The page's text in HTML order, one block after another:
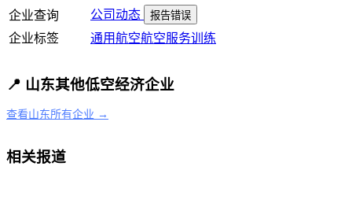
企业查询
公司动态 报告错误
企业标签 通用航空航空服务训练
📍 山东其他低空经济企业
查看山东所有企业 →
相关报道